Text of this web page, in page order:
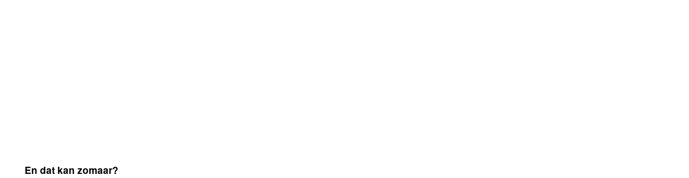
En dat kan zomaar?